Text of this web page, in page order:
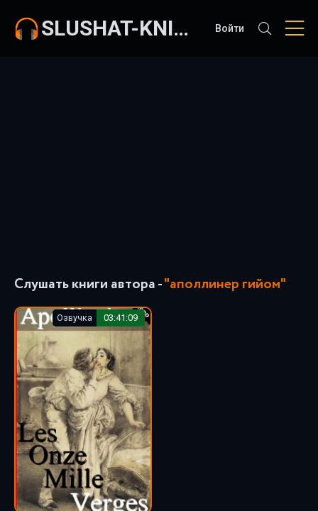
SLUSHAT-KNIGI.COM Войти
Слушать книги автора -"аполлинер гийом"
Озвучка 03:41:09